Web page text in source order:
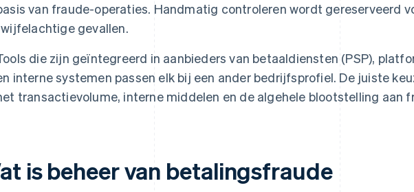
van fraude-operaties. Handmatig controleren wordt gereserveerd
gevallen.
die zijn geïntegreerd in aanbieders van betaaldiensten (PSP),
interne systemen passen elk bij een ander bedrijfsprofiel. De juiste
transactievolume, interne middelen en de algehele blootstelling aan
is beheer van betalingsfraude